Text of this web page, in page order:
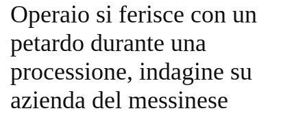
Operaio si ferisce con un
petardo durante una
processione, indagine su
azienda del messinese